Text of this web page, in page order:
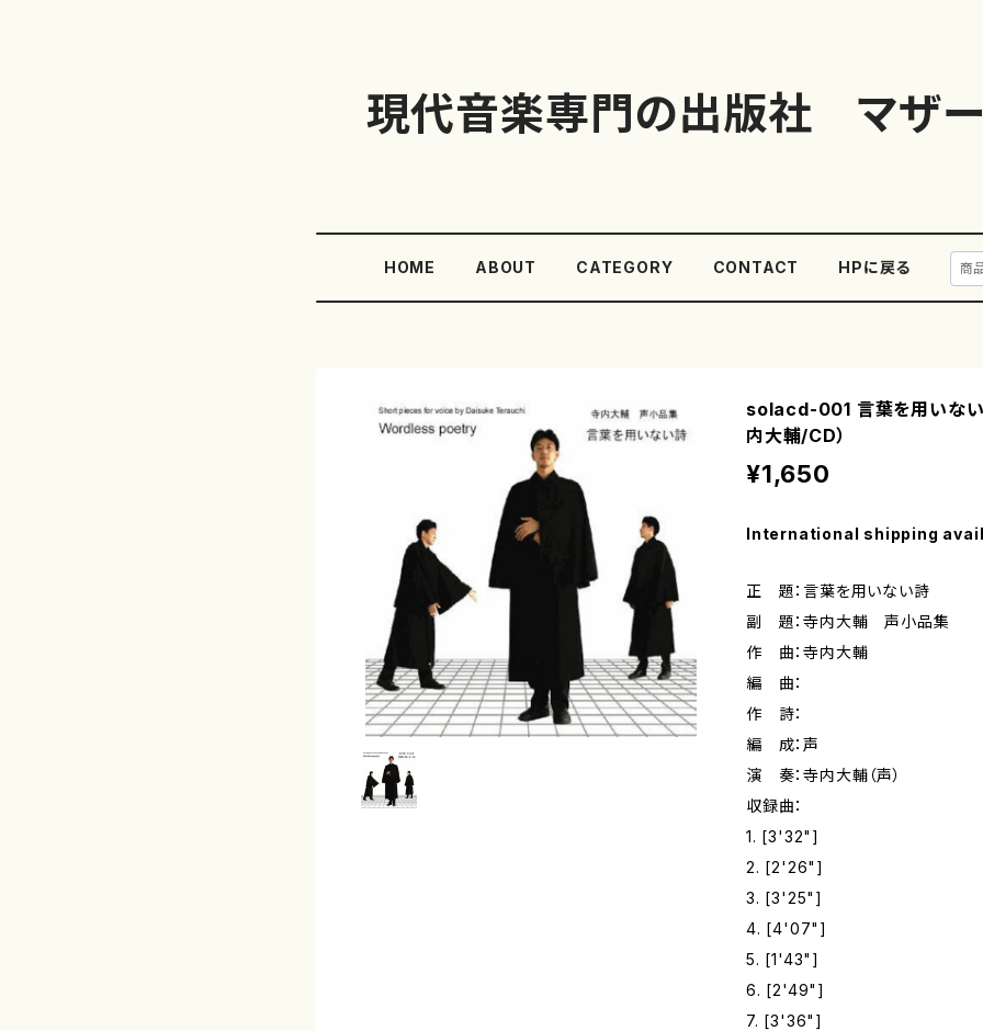
現代音楽専門の出版社 マザー
HOME ABOUT CATEGORY CONTACT HPに戻る
solacd-001 言葉を用いない
内大輔/CD）
¥1,650
International shipping
正 題：言葉を用いない詩
副 題：寺内大輔 声小品集
作 曲：寺内大輔
編 曲：
作 詩：
編 成：声
演 奏：寺内大輔（声）
収録曲：
1. [3'32"]
2. [2'26"]
3. [3'25"]
4. [4'07"]
5. [1'43"]
6. [2'49"]
7. [3'36"]